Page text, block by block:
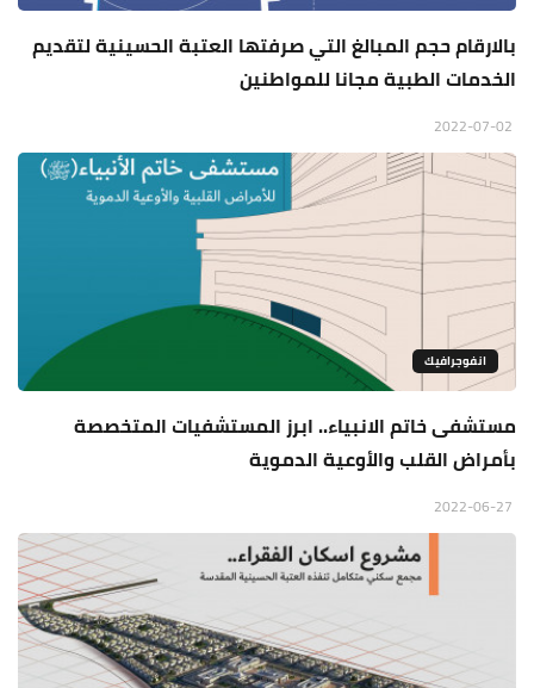
بالارقام حجم المبالغ التي صرفتها العتبة الحسينية لتقديم
الخدمات الطبية مجانا للمواطنين
انفوجرافيك
مستشفى خاتم الانبياء.. ابرز المستشفيات المتخصصة
بأمراض القلب والأوعية الدموية